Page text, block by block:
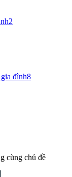
2
đình8
cùng chủ đề